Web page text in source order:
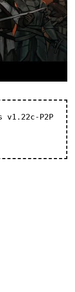
v1.22c-P2P